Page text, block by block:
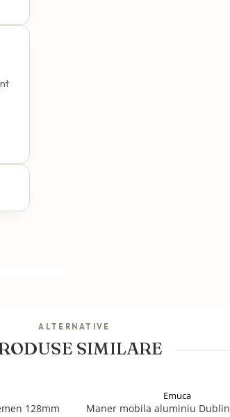
ALTERNATIVE
SIMILARE
128mm
Emuca
Maner mobila aluminiu